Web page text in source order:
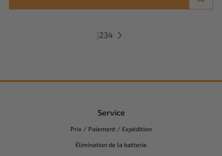
1234
Service
Prix / Paiement / Expédition
Élimination de la batterie